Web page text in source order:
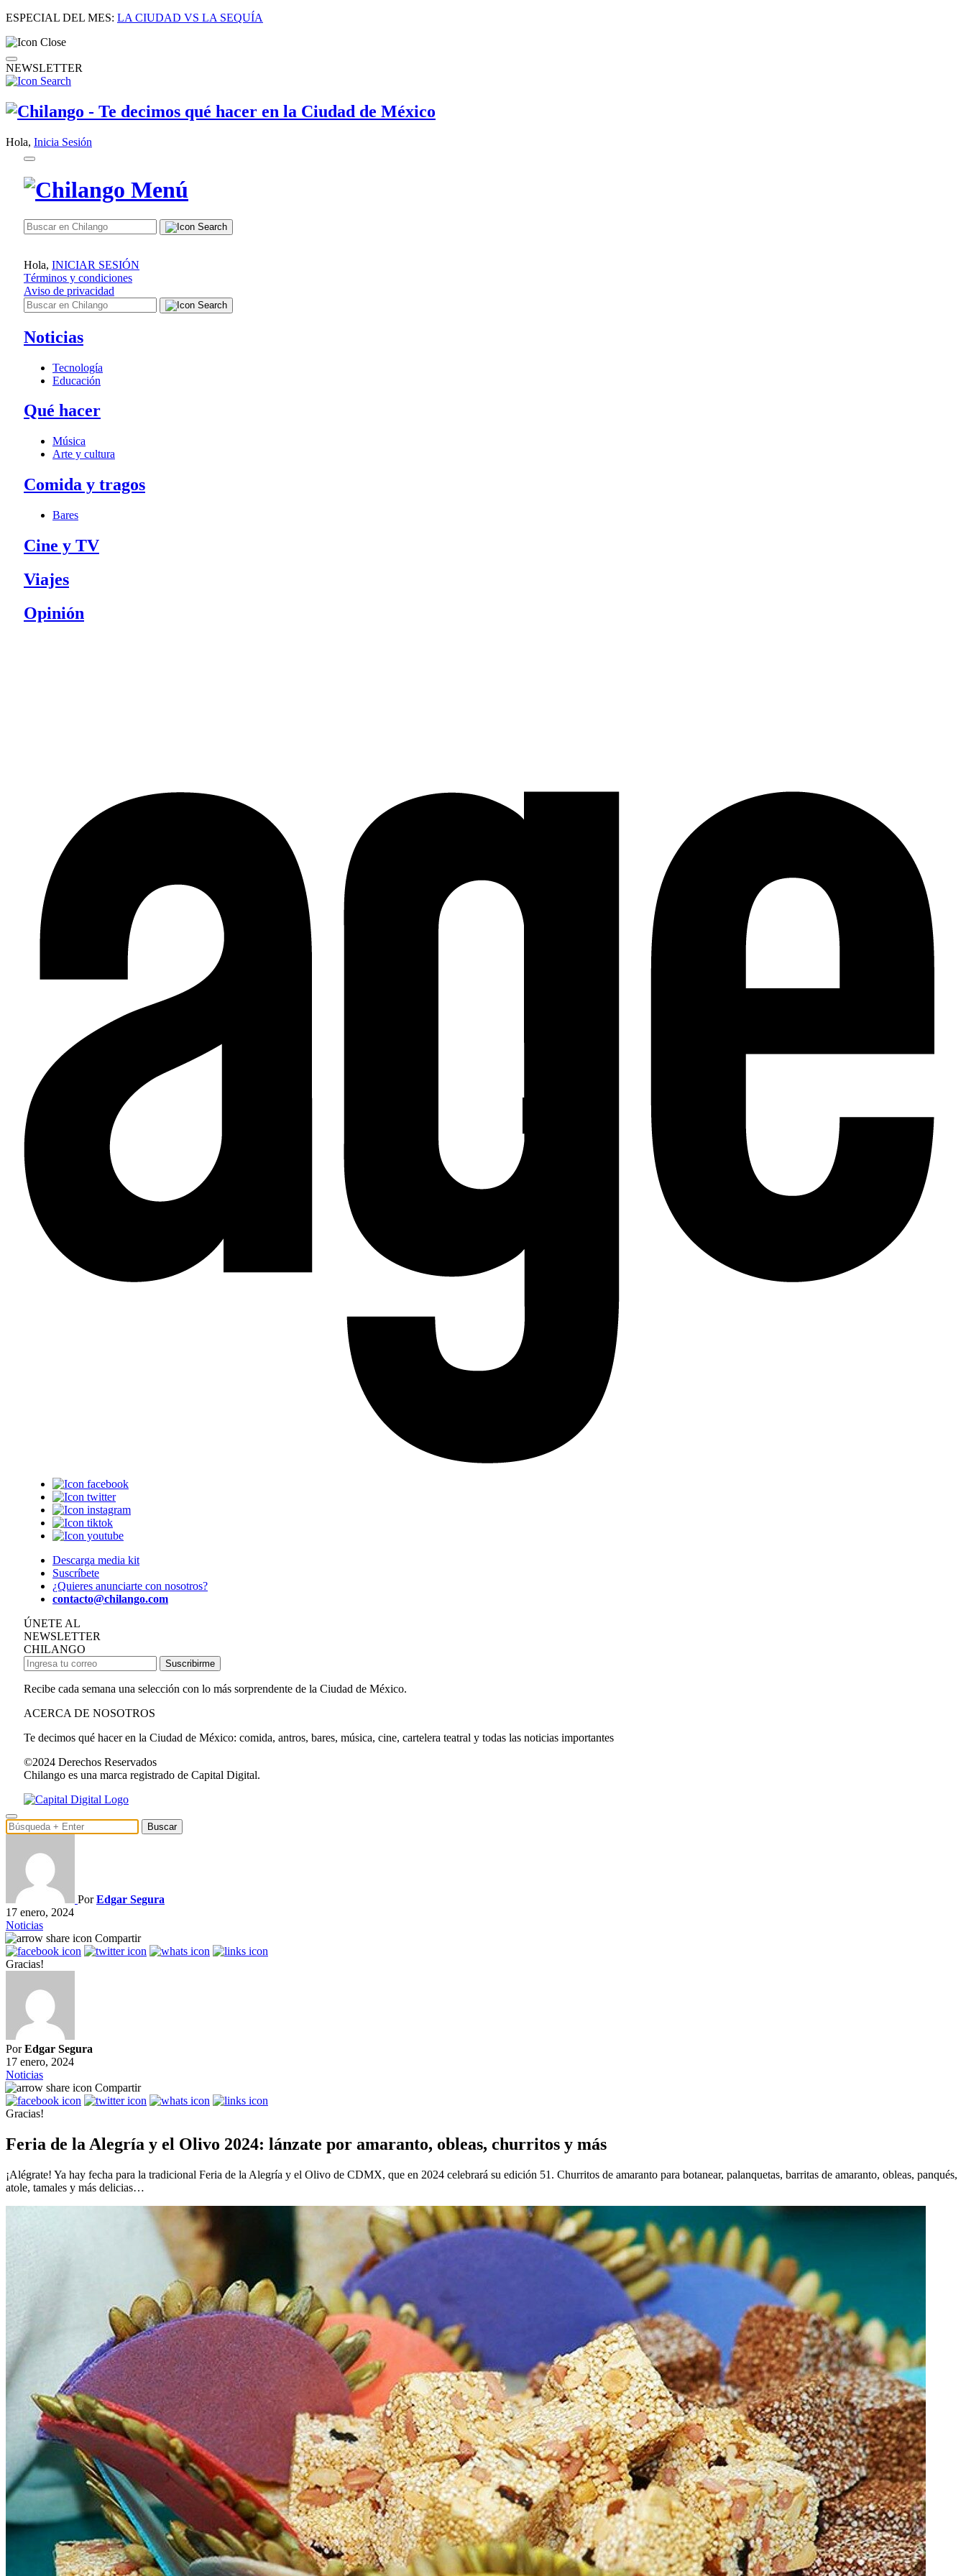
ESPECIAL DEL MES: LA CIUDAD VS LA SEQUÍA
NEWSLETTER
Hola, Inicia Sesión
Hola, INICIAR SESIÓN
Términos y condiciones
Aviso de privacidad
Noticias
Tecnología
Educación
Qué hacer
Música
Arte y cultura
Comida y tragos
Bares
Cine y TV
Viajes
Opinión
Descarga media kit
Suscríbete
¿Quieres anunciarte con nosotros?
contacto@chilango.com
ÚNETE AL
NEWSLETTER
CHILANGO
Suscribirme
Recibe cada semana una selección con lo más sorprendente de la Ciudad de México.
ACERCA DE NOSOTROS
Te decimos qué hacer en la Ciudad de México: comida, antros, bares, música, cine, cartelera teatral y todas las noticias importantes
©2024 Derechos Reservados
Chilango es una marca registrado de Capital Digital.
Buscar
PorEdgar Segura
17 enero, 2024
Noticias
Compartir
Gracias!
PorEdgar Segura
17 enero, 2024
Noticias
Compartir
Gracias!
Feria de la Alegría y el Olivo 2024: lánzate por amaranto, obleas, churritos y más
¡Alégrate! Ya hay fecha para la tradicional Feria de la Alegría y el Olivo de CDMX, que en 2024 celebrará su edición 51. Churritos de amaranto para botanear, palanquetas, barritas de amaranto, obleas, panqués,
atole, tamales y más delicias…